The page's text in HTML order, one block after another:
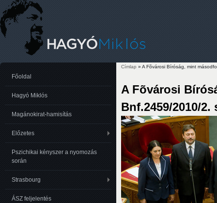
Címlap » A Fõvárosi Bíróság, mint
A Fõvárosi
Bnf.2459/2010/2.
Főoldal
Hagyó Miklós
Magánokirat-hamisítás
Előzetes
Pszichikai kényszer a nyomozás
során
Strasbourg
ÁSZ feljelentés